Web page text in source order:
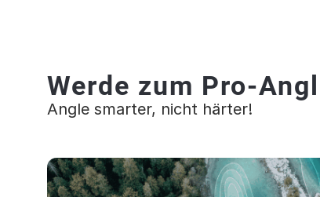
Werde zum Pro-
Angle smarter, nicht härter!